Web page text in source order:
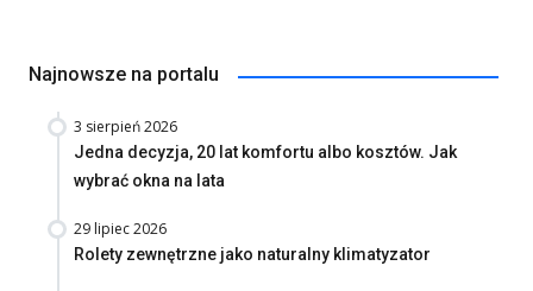
Najnowsze na portalu
3 sierpień 2026
Jedna decyzja, 20 lat komfortu albo kosztów. Jak
wybrać okna na lata
29 lipiec 2026
Rolety zewnętrzne jako naturalny klimatyzator